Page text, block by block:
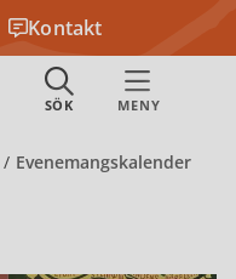
Kontakt
Evenemangskalender